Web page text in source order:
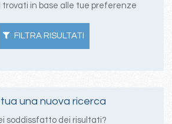
trovati in base alle tue preferenze
FILTRA RISULTATI
una nuova ricerca
soddissfatto dei risultati?